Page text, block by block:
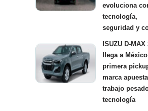
evoluciona
tecnología,
seguridad y
ISUZU D-MAX
llega a
primera
marca
trabajo
tecnología